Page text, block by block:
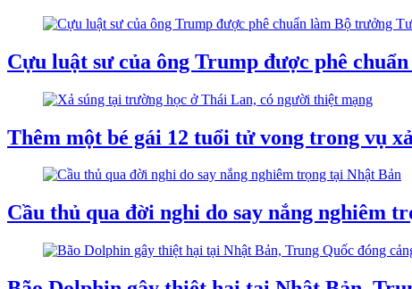
Cựu luật sư của ông Trump được phê
Thêm một bé gái 12 tuổi tử vong trong vụ
Cầu thủ qua đời nghi do say nắng nghiêm